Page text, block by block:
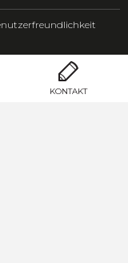
KONTAKT